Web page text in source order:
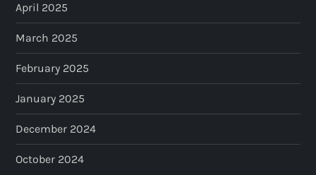
April 2025
March 2025
February 2025
January 2025
December 2024
October 2024